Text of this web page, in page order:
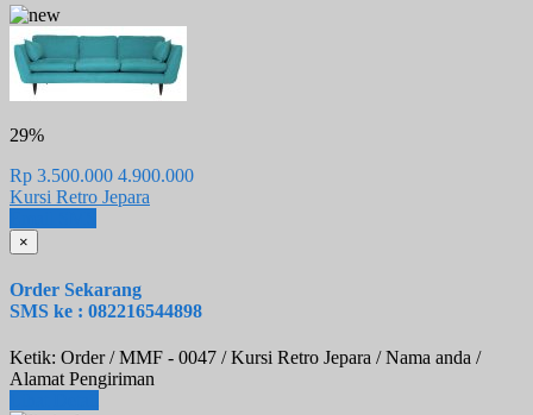
29%
Rp 3.500.000 4.900.000
Kursi Retro Jepara
×
Order Sekarang
SMS ke : 082216544898
Ketik: Order / MMF - 0047 / Kursi Retro Jepara / Nama anda /
Alamat Pengiriman